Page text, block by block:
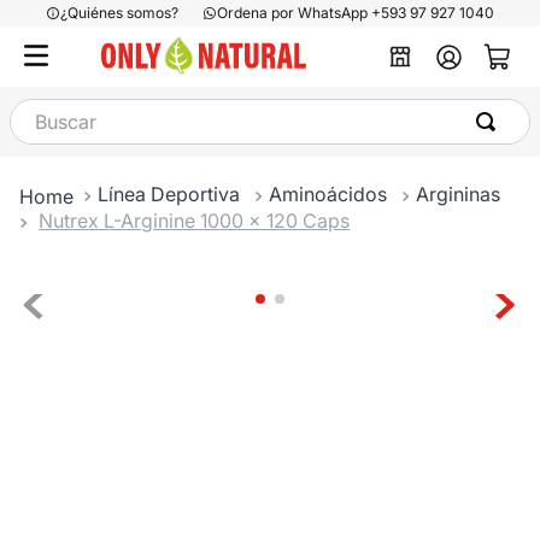
¿Quiénes somos? Ordena por WhatsApp +593 97 927 1040
Buscar
Línea Deportiva Aminoácidos
Argininas
Nutrex L-Arginine 1000 x 120 Caps